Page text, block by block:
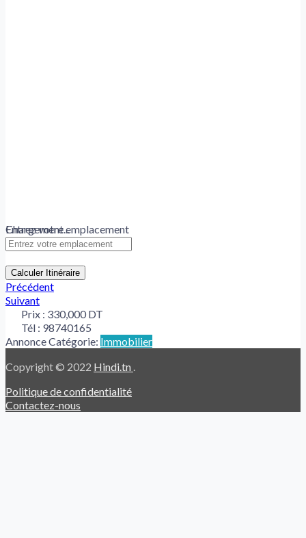
Chargement...
Entrez votre emplacement
Calculer Itinéraire
Précédent
Suivant
Prix : 330,000 DT
Tél : 98740165
Annonce Catégorie: Immobilier
Copyright © 2022 Hindi.tn .
Politique de confidentialité
Contactez-nous